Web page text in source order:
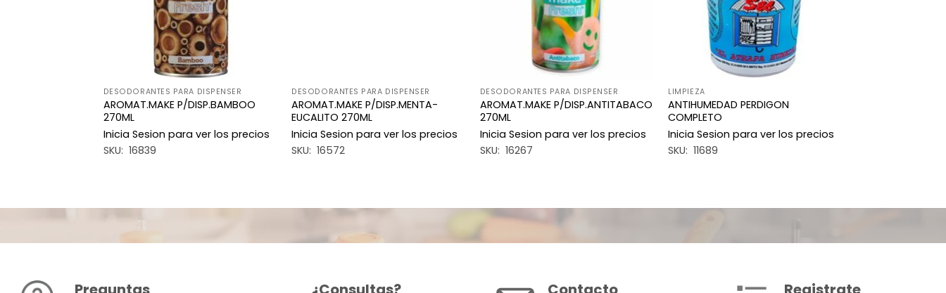
DESODORANTES PARA DISPENSER
AROMAT.MAKE P/DISP.BAMBOO
270ML
Inicia Sesion para ver los precios
SKU: 16839
DESODORANTES PARA DISPENSER
AROMAT.MAKE P/DISP.MENTA-
EUCALITO 270ML
Inicia Sesion para ver los precios
SKU: 16572
DESODORANTES PARA DISPENSER
AROMAT.MAKE P/DISP.ANTITABACO
270ML
Inicia Sesion para ver los precios
SKU: 16267
LIMPIEZA
ANTIHUMEDAD PERDIGON
COMPLETO
Inicia Sesion para ver los precios
SKU: 11689